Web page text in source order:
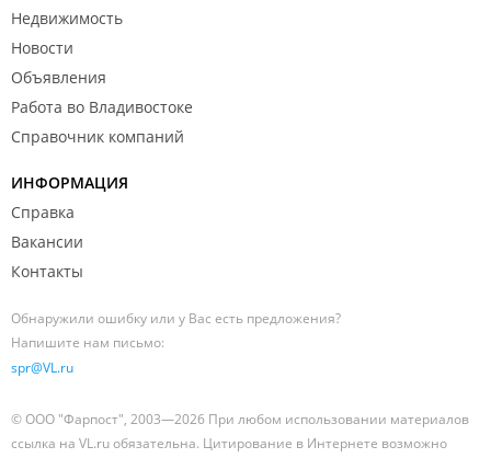
Недвижимость
Новости
Объявления
Работа во Владивостоке
Справочник компаний
ИНФОРМАЦИЯ
Справка
Вакансии
Контакты
Обнаружили ошибку или у Вас есть предложения?
Напишите нам письмо:
spr@VL.ru
© ООО "Фарпост", 2003—2026 При любом использовании материалов
ссылка на VL.ru обязательна. Цитирование в Интернете возможно